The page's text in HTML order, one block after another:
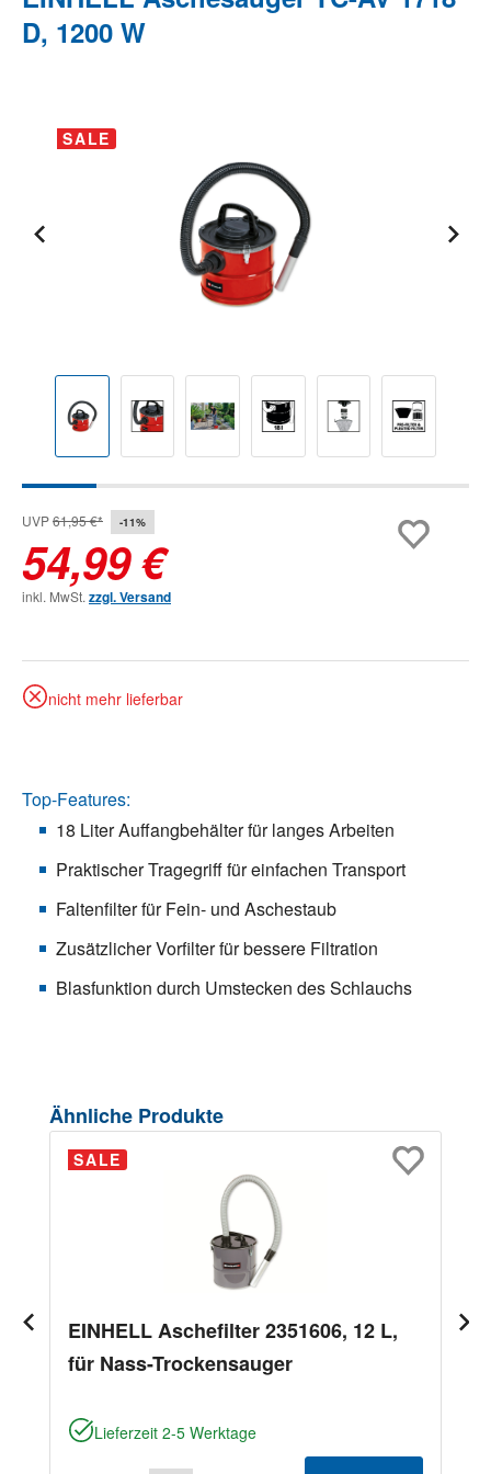
D, 1200 W
Bildergalerie überspringen
SALE
UVP61,95 €* -11%
54,99 €
inkl. MwSt. zzgl. Versand
nicht mehr lieferbar
Top-Features:
18 Liter Auffangbehälter für langes Arbeiten
Praktischer Tragegriff für einfachen Transport
Faltenfilter für Fein- und Aschestaub
Zusätzlicher Vorfilter für bessere Filtration
Blasfunktion durch Umstecken des Schlauchs
Produktgalerie überspringen
Ähnliche Produkte
SALE
EINHELL Aschefilter 2351606, 12 L,
für Nass-Trockensauger
Lieferzeit 2-5 Werktage